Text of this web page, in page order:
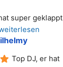
Top DJ, er hat